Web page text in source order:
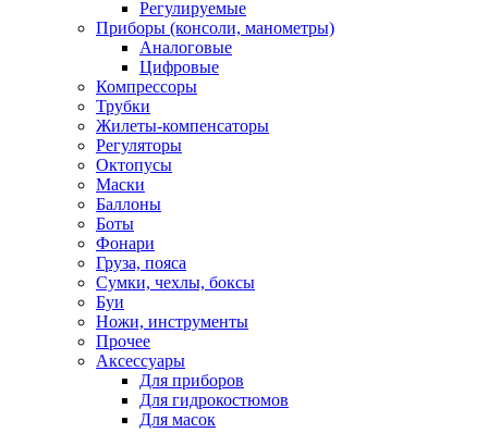
Регулируемые
Приборы (консоли, манометры)
Аналоговые
Цифровые
Компрессоры
Трубки
Жилеты-компенсаторы
Регуляторы
Октопусы
Маски
Баллоны
Боты
Фонари
Груза, пояса
Сумки, чехлы, боксы
Буи
Ножи, инструменты
Прочее
Аксессуары
Для приборов
Для гидрокостюмов
Для масок